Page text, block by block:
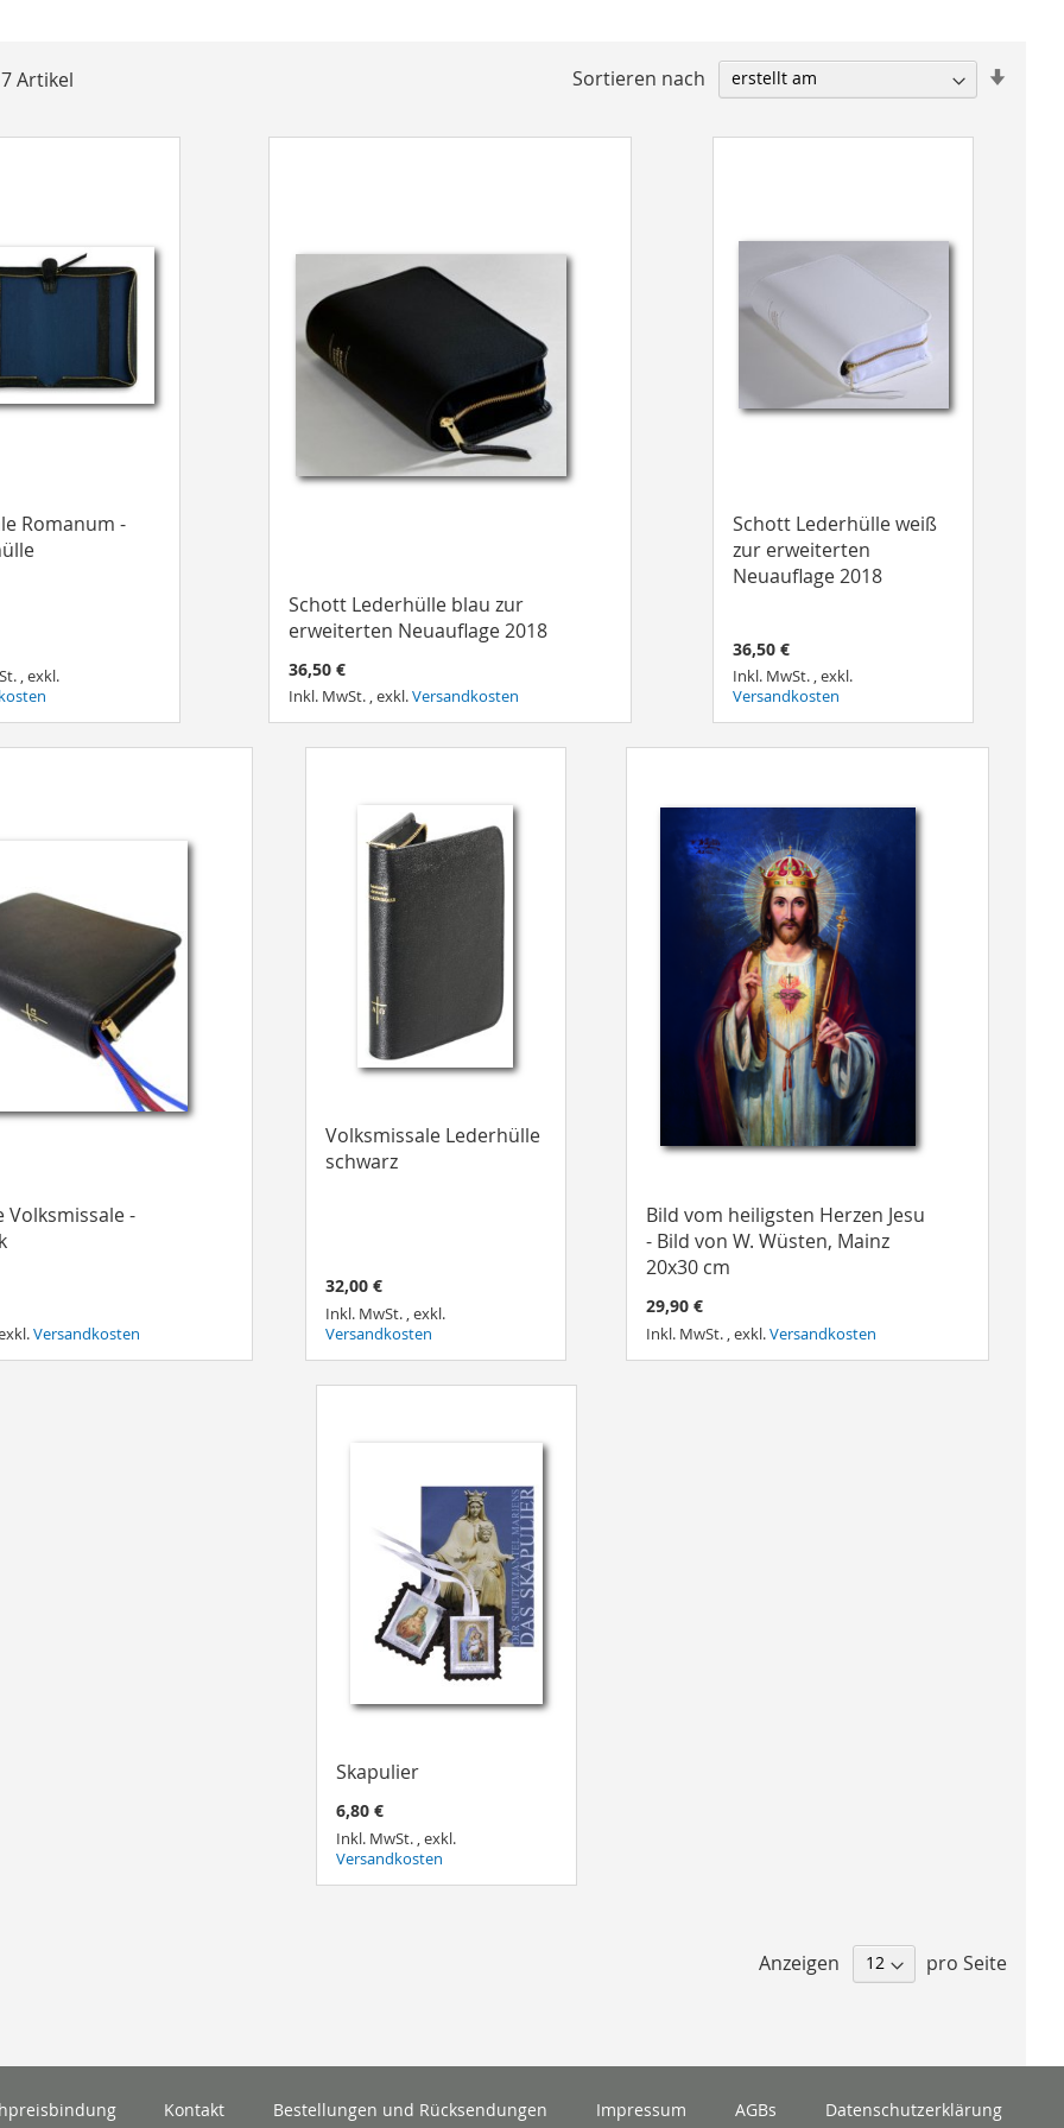
7Artikel Sortieren nach
Romanum -
,exkl.
Schott Lederhülle blau zur
erweiterten Neuauflage 2018
36,50 €
Inkl. MwSt. ,exkl.Versandkosten
Schott Lederhülle weiß
zur erweiterten
Neuauflage 2018
36,50 €
Inkl. MwSt. ,exkl.
Versandkosten
Volksmissale -
Versandkosten
Volksmissale Lederhülle
schwarz
32,00 €
Inkl. MwSt. ,exkl.
Versandkosten
Bild vom heiligsten Herzen Jesu
- Bild von W. Wüsten, Mainz
20x30 cm
29,90 €
Inkl. MwSt. ,exkl.Versandkosten
Skapulier
6,80 €
Inkl. MwSt. ,exkl.
Versandkosten
Anzeigen pro Seite
Kontakt Bestellungen und Rücksendungen Impressum AGBs Datenschutzerklärung